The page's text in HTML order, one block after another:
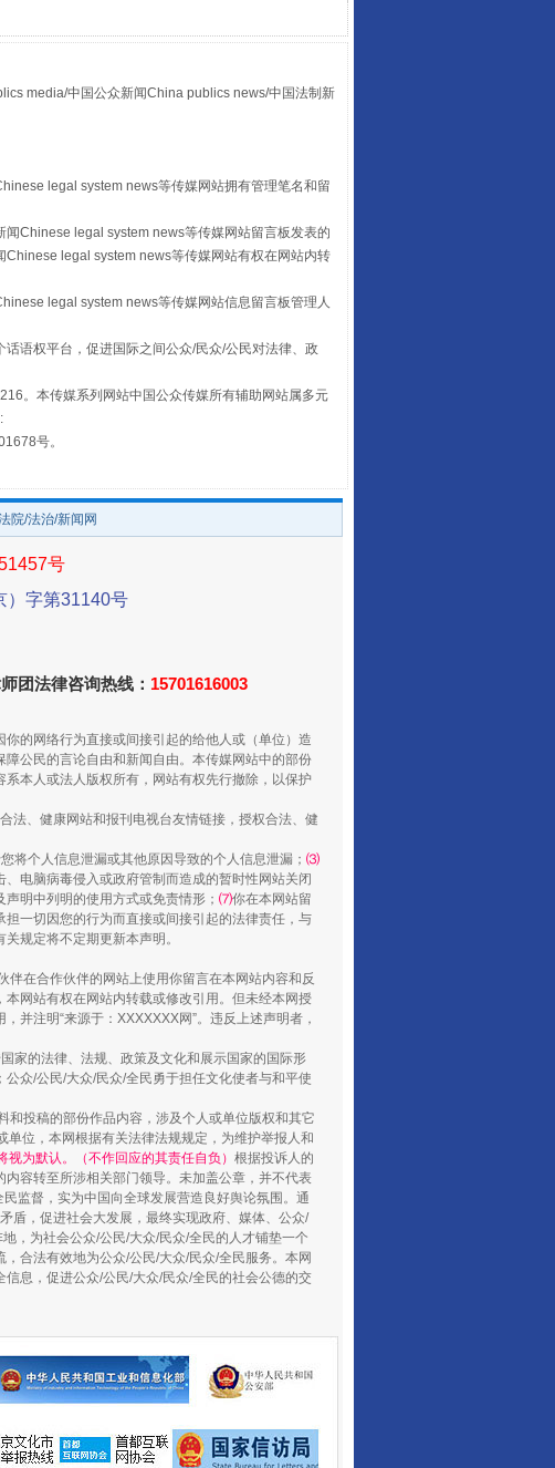
山西：不断增强治理腐败综合效能
养老服务师职业资格制度暂行规定
还老百姓一个明白家底
media/中国公众新闻China publics news/中国法制新
legal system news等传媒网站拥有管理笔名和留
Chinese legal system news等传媒网站留言板发表的
legal system news等传媒网站有权在网站内转
legal system news等传媒网站信息留言板管理人
语权平台，促进国际之间公众/民众/公民对法律、政
。本传媒系列网站中国公众传媒所有辅助网站属多元
号。
院/法治/新闻网
号
）字第31140号
团法律咨询热线： 15701616003
的网络行为直接或间接引起的给他人或（单位）造
公民的言论自由和新闻自由。本传媒网站中的部份
本人或法人版权所有，网站有权先行撤除，以保护
法、健康网站和报刊电视台友情链接，授权合法、健
将个人信息泄漏或其他原因导致的个人信息泄漏； ⑶
、电脑病毒侵入或政府管制而造成的暂时性网站关闭
明中列明的使用方式或免责情形； ⑺你在本网站留
一切因您的行为而直接或间接引起的法律责任，与
规定将不定期更新本声明。
伴在合作伙伴的网站上使用你留言在本网站内容和反
网站有权在网站内转载或修改引用。但未经本网授
并注明“来源于：XXXXXXX网”。违反上述声明者，
家的法律、法规、政策及文化和展示国家的国际形
众/公民/大众/民众/全民勇于担任文化使者与和平使
投稿的部份作品内容，涉及个人或单位版权和其它
位，本网根据有关法律法规规定，为维护举报人和
为默认。（不作回应的其责任自负） 根据投诉人的
容转至所涉相关部门领导。未加盖公章，并不代表
民监督，实为中国向全球发展营造良好舆论氛围。通
盾，促进社会大发展，最终实现政府、媒体、公众/
，为社会公众/公民/大众/民众/全民的人才铺垫一个
合法有效地为公众/公民/大众/民众/全民服务。本网
息，促进公众/公民/大众/民众/全民的社会公德的交